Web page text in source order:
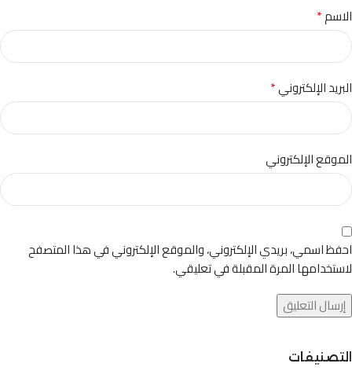
الاسم*
البريد الإلكتروني*
الموقع الإلكتروني
احفظ اسمي، بريدي الإلكتروني، والموقع الإلكتروني في هذا المتصفح
لاستخدامها المرة المقبلة في تعليقي.
التصنيفات